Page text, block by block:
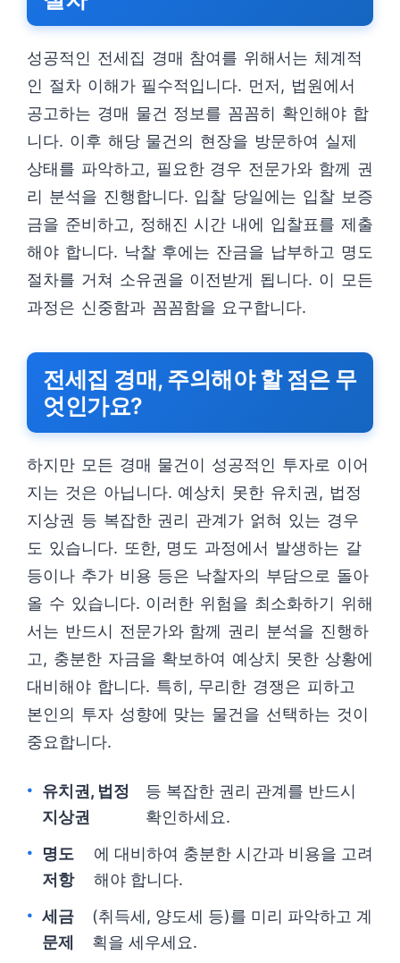
성공적인 전세집 경매 참여를 위해서는 체계적
인 절차 이해가 필수적입니다. 먼저, 법원에서
공고하는 경매 물건 정보를 꼼꼼히 확인해야 합
니다. 이후 해당 물건의 현장을 방문하여 실제
상태를 파악하고, 필요한 경우 전문가와 함께 권
리 분석을 진행합니다. 입찰 당일에는 입찰 보증
금을 준비하고, 정해진 시간 내에 입찰표를 제출
해야 합니다. 낙찰 후에는 잔금을 납부하고 명도
절차를 거쳐 소유권을 이전받게 됩니다. 이 모든
과정은 신중함과 꼼꼼함을 요구합니다.
전세집 경매, 주의해야 할 점은 무
엇인가요?
하지만 모든 경매 물건이 성공적인 투자로 이어
지는 것은 아닙니다. 예상치 못한 유치권, 법정
지상권 등 복잡한 권리 관계가 얽혀 있는 경우
도 있습니다. 또한, 명도 과정에서 발생하는 갈
등이나 추가 비용 등은 낙찰자의 부담으로 돌아
올 수 있습니다. 이러한 위험을 최소화하기 위해
서는 반드시 전문가와 함께 권리 분석을 진행하
고, 충분한 자금을 확보하여 예상치 못한 상황에
대비해야 합니다. 특히, 무리한 경쟁은 피하고
본인의 투자 성향에 맞는 물건을 선택하는 것이
중요합니다.
유치권, 법정
지상권
등 복잡한 권리 관계를 반드시
확인하세요.
명도
저항
에 대비하여 충분한 시간과 비용을 고려
해야 합니다.
세금
문제
(취득세, 양도세 등)를 미리 파악하고 계
획을 세우세요.